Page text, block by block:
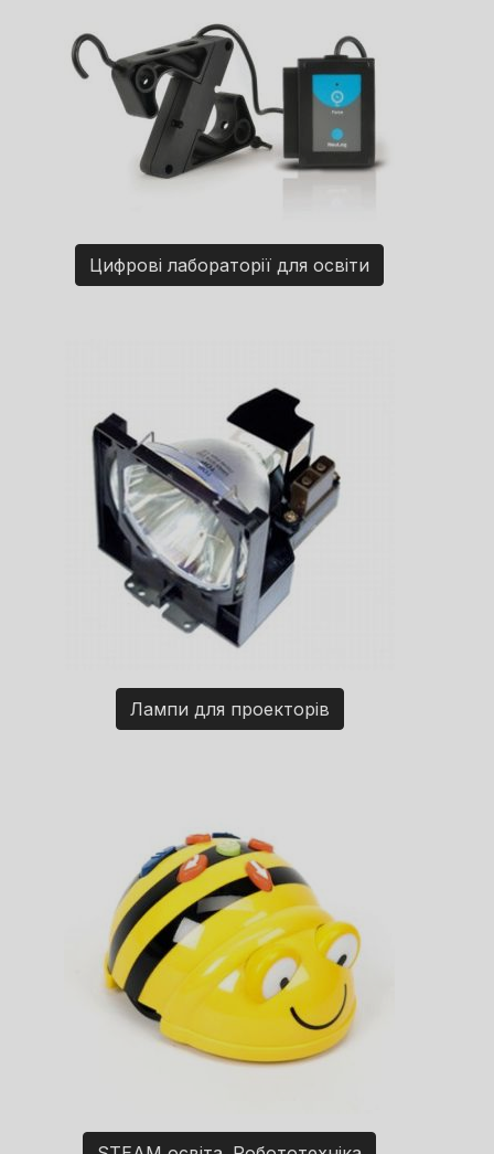
Цифрові лабораторії для освіти
Лампи для проекторів